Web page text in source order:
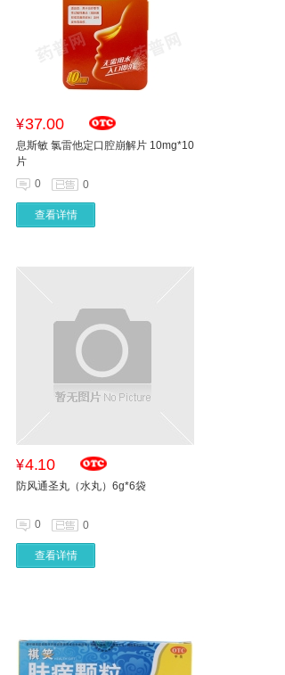
¥37.00
息斯敏 氯雷他定口腔崩解片 10mg*10
片
0
0
查看详情
¥4.10
防风通圣丸（水丸）6g*6袋
0 0
查看详情